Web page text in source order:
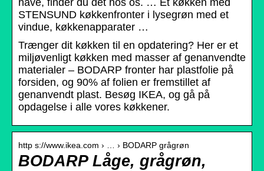
have, finder du det hos os. … Et køkken med
STENSUND køkkenfronter i lysegrøn med et
vindue, køkkenapparater …
Trænger dit køkken til en opdatering? Her er et
miljøvenligt køkken med masser af genanvendte
materialer – BODARP fronter har plastfolie på
forsiden, og 90% af folien er fremstillet af
genanvendt plast. Besøg IKEA, og gå på
opdagelse i alle vores køkkener.
http s://www.ikea.com › … › BODARP grågrøn
BODARP Låge, grågrøn,